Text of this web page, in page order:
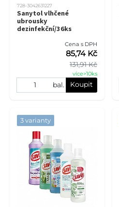
728-3042631227
Sanytol vlhčené
ubrousky
dezinfekční/36ks
Cena s DPH
131,91 Kč
85,74 Kč
více>10ks
bal. Koupit
3 varianty